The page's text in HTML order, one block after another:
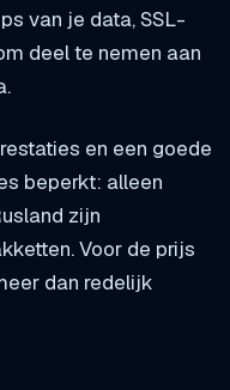
van je data, SSL-
deel te nemen aan
en een goede
beperkt: alleen
zijn
Voor de prijs
dan redelijk